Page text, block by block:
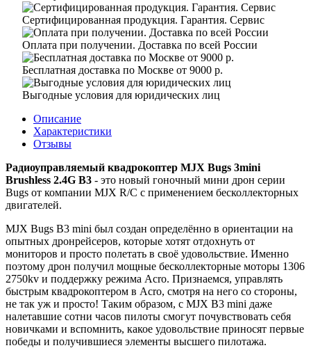
Сертифицированная продукция. Гарантия. Сервис
Оплата при получении. Доставка по всей России
Бесплатная доставка по Москве от 9000 р.
Выгодные условия для юридических лиц
Описание
Характеристики
Отзывы
Радиоуправляемый квадрокоптер MJX Bugs 3mini
Brushless 2.4G B3 - это новый гоночный мини дрон серии
Bugs от компании MJX R/C с применением бесколлекторных
двигателей.
MJX Bugs B3 mini был создан определённо в ориентации на
опытных дронрейсеров, которые хотят отдохнуть от
мониторов и просто полетать в своё удовольствие. Именно
поэтому дрон получил мощные бесколлекторные моторы 1306
2750kv и поддержку режима Acro. Признаемся, управлять
быстрым квадрокоптером в Acro, смотря на него со стороны,
не так уж и просто! Таким образом, с MJX B3 mini даже
налетавшие сотни часов пилоты смогут почувствовать себя
новичками и вспомнить, какое удовольствие приносят первые
победы и получившиеся элементы высшего пилотажа.